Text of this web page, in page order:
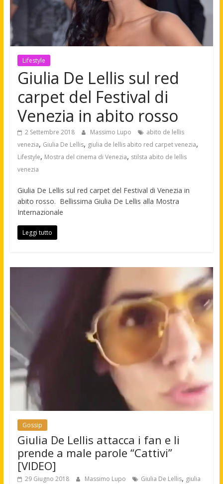
Lifestyle
Giulia De Lellis sul red
carpet del Festival di
Venezia in abito rosso
2 Settembre 2018 Massimo Lupo
abito de lellis
venezia, Giulia De Lellis, giulia de lellis abito red carpet venezia,
Lifestyle, Mostra del cinema di Venezia, stilsta abito de lellis
venezia
Giulia De Lellis sul red carpet del Festival di Venezia in
abito rosso. Bellissima Giulia De Lellis alla Mostra
Internazionale
Leggi tutto
Gossip
Giulia De Lellis attacca i fan e li
prende a male parole “Cattivi”
[VIDEO]
29 Giugno 2018 Massimo Lupo Giulia De Lellis, giulia